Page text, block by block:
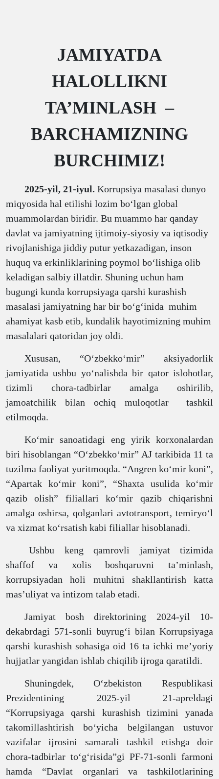
JAMIYATDA
HALOLLIKNI
TA’MINLASH –
BARCHAMIZNING
BURCHIMIZ!
2025-yil, 21-iyul. Korrupsiya masalasi dunyo
miqyosida hal etilishi lozim boʻlgan global
muammolardan biridir. Bu muammo har qanday
davlat va jamiyatning ijtimoiy-siyosiy va iqtisodiy
rivojlanishiga jiddiy putur yetkazadigan, inson
huquq va erkinliklarining poymol boʻlishiga olib
keladigan salbiy illatdir. Shuning uchun ham
bugungi kunda korrupsiyaga qarshi kurashish
masalasi jamiyatning har bir bo‘g‘inida muhim
ahamiyat kasb etib, kundalik hayotimizning muhim
masalalari qatoridan joy oldi.
Xususan, “O‘zbekko‘mir” aksiyadorlik
jamiyatida ushbu yo‘nalishda bir qator islohotlar,
tizimli chora-tadbirlar amalga oshirilib,
jamoatchilik bilan ochiq muloqotlar tashkil
etilmoqda.
Ko‘mir sanoatidagi eng yirik korxonalardan
biri hisoblangan “O‘zbekko‘mir” AJ tarkibida 11 ta
tuzilma faoliyat yuritmoqda. “Angren ko‘mir koni”,
“Apartak ko‘mir koni”, “Shaxta usulida ko‘mir
qazib olish” filiallari ko‘mir qazib chiqarishni
amalga oshirsa, qolganlari avtotransport, temiryo‘l
va xizmat ko‘rsatish kabi filiallar hisoblanadi.
Ushbu keng qamrovli jamiyat tizimida
shaffof va xolis boshqaruvni ta’minlash,
korrupsiyadan holi muhitni shakllantirish katta
mas’uliyat va intizom talab etadi.
Jamiyat bosh direktorining 2024-yil 10-
dekabrdagi 571-sonli buyrug‘i bilan Korrupsiyaga
qarshi kurashish sohasiga oid 16 ta ichki me’yoriy
hujjatlar yangidan ishlab chiqilib ijroga qaratildi.
Shuningdek, O‘zbekiston Respublikasi
Prezidentining 2025-yil 21-apreldagi
“Korrupsiyaga qarshi kurashish tizimini yanada
takomillashtirish bo‘yicha belgilangan ustuvor
vazifalar ijrosini samarali tashkil etishga doir
chora-tadbirlar to‘g‘risida”gi PF-71-sonli farmoni
hamda “Davlat organlari va tashkilotlarining